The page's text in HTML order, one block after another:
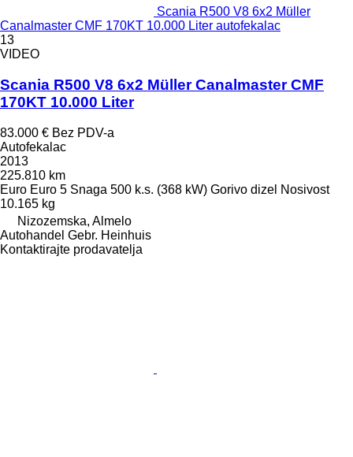
Scania R500 V8 6x2 Müller
Canalmaster CMF 170KT 10.000 Liter autofekalac
13
VIDEO
Scania R500 V8 6x2 Müller Canalmaster CMF
170KT 10.000 Liter
83.000 € Bez PDV-a
Autofekalac
2013
225.810 km
Euro Euro 5 Snaga 500 k.s. (368 kW) Gorivo dizel Nosivost
10.165 kg
Nizozemska, Almelo
Autohandel Gebr. Heinhuis
Kontaktirajte prodavatelja